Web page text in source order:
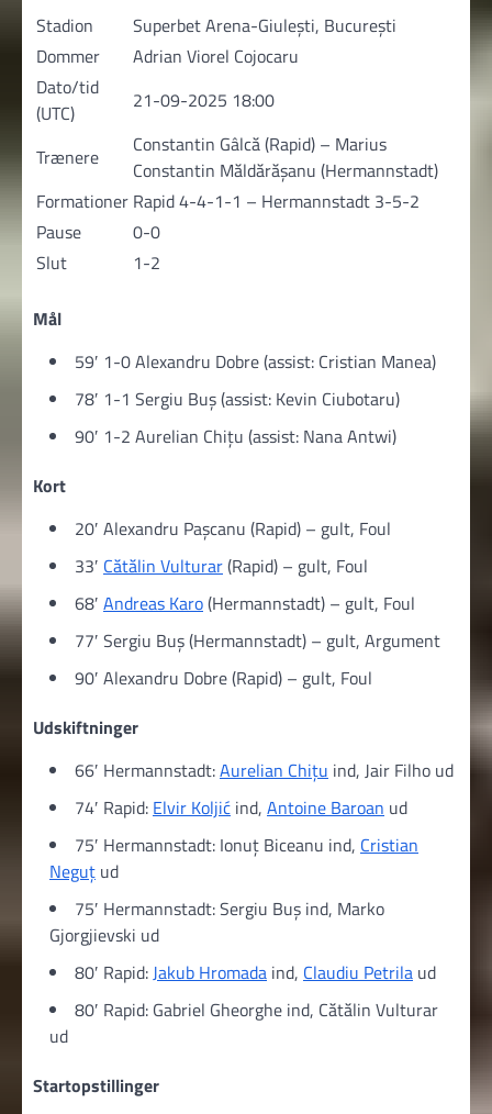
Stadion
Superbet Arena-Giulești, București
Dommer
Adrian Viorel Cojocaru
Dato/tid
(UTC)
21-09-2025 18:00
Trænere
Constantin Gâlcă (Rapid) – Marius
Constantin Măldărăşanu (Hermannstadt)
Formationer Rapid 4-4-1-1 – Hermannstadt 3-5-2
Pause
0-0
Slut
1-2
Mål
59′ 1-0 Alexandru Dobre (assist: Cristian Manea)
78′ 1-1 Sergiu Buș (assist: Kevin Ciubotaru)
90′ 1-2 Aurelian Chițu (assist: Nana Antwi)
Kort
20′ Alexandru Pașcanu (Rapid) – gult, Foul
33′ Cătălin Vulturar(Rapid) – gult, Foul
68′ Andreas Karo(Hermannstadt) – gult, Foul
77′ Sergiu Buș (Hermannstadt) – gult, Argument
90′ Alexandru Dobre (Rapid) – gult, Foul
Udskiftninger
66′ Hermannstadt:Aurelian Chițu ind, Jair Filho ud
74′ Rapid: Elvir Koljić ind, Antoine Baroan ud
75′ Hermannstadt: Ionuț Biceanu ind, Cristian
Neguț ud
75′ Hermannstadt: Sergiu Buș ind, Marko
Gjorgjievski ud
80′ Rapid:Jakub Hromada ind, Claudiu Petrila ud
80′ Rapid: Gabriel Gheorghe ind, Cătălin Vulturar
ud
Startopstillinger